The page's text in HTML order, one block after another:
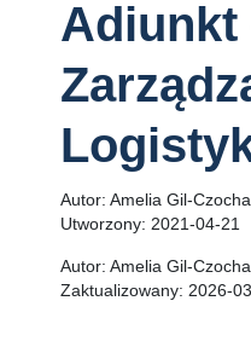
Adiunkt
Autor: Amelia Gil-
Utworzony: 2021-04-21
Autor: Amelia Gil-
Zaktualizowany: 2026-